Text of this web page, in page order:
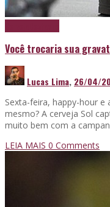
Você trocaria sua
Lucas Lima, 26/04/
Sexta-feira, happy-hour e
mesmo? A cerveja Sol
muito bem com a
LEIA MAIS 0 Comments